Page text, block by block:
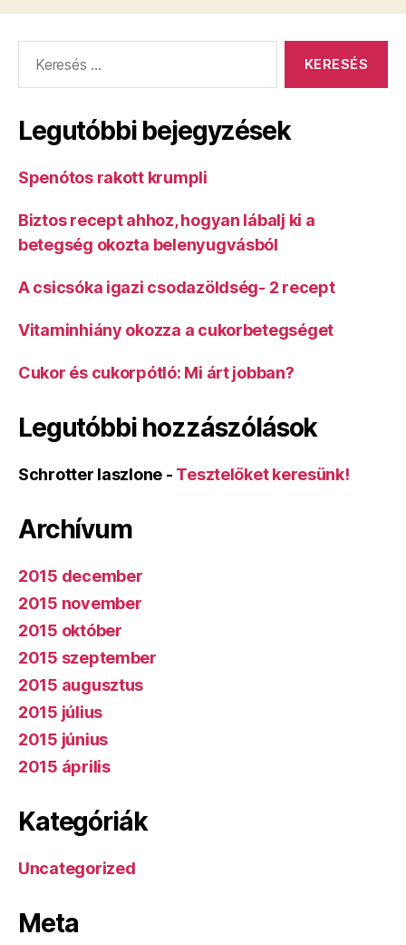
Legutóbbi bejegyzések
Spenótos rakott krumpli
Biztos recept ahhoz, hogyan lábalj ki a
betegség okozta belenyugvásból
A csicsóka igazi csodazöldség- 2 recept
Vitaminhiány okozza a cukorbetegséget
Cukor és cukorpótló: Mi árt jobban?
Legutóbbi hozzászólások
Schrotter laszlone - Tesztelőket keresünk!
Archívum
2015 december
2015 november
2015 október
2015 szeptember
2015 augusztus
2015 július
2015 június
2015 április
Kategóriák
Uncategorized
Meta